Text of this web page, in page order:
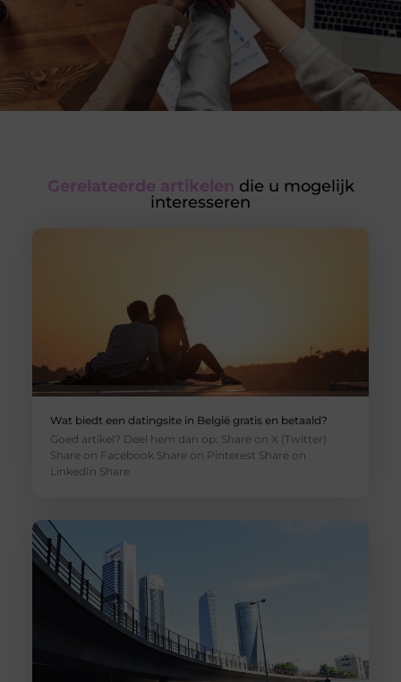
Gerelateerde artikelen die u mogelijk
interesseren
Wat biedt een datingsite in België gratis en betaald?
Goed artikel? Deel hem dan op: Share on X (Twitter)
Share on Facebook Share on Pinterest Share on
LinkedIn Share